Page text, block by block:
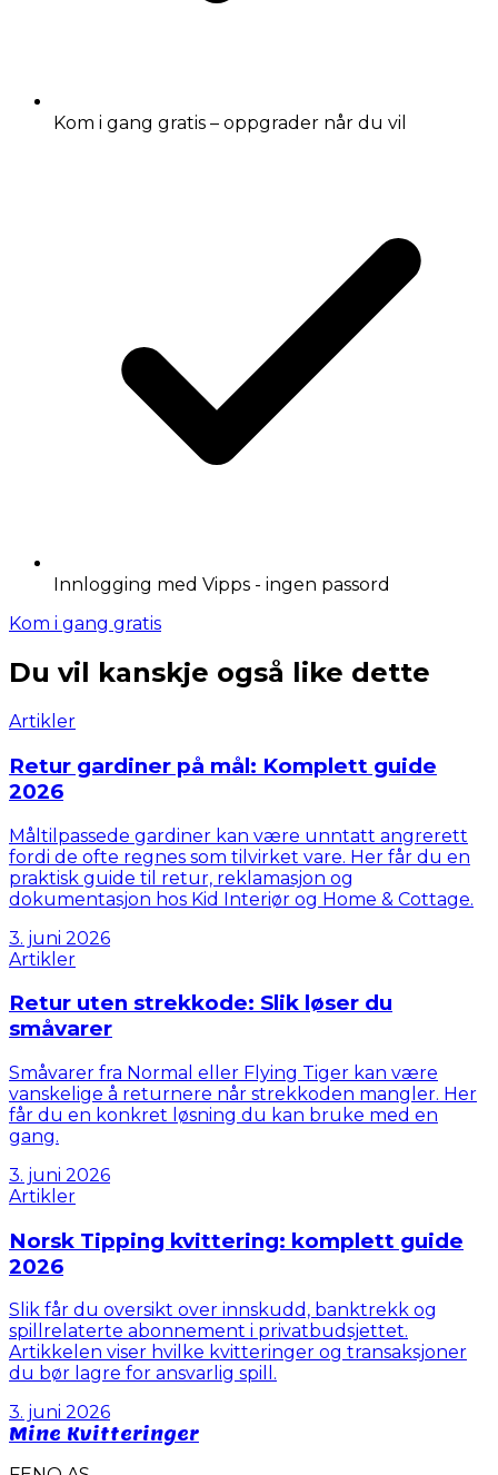
Kom i gang gratis – oppgrader når du vil
Innlogging med Vipps - ingen passord
Kom i gang gratis
Du vil kanskje også like dette
Artikler
Retur gardiner på mål: Komplett guide
2026
Måltilpassede gardiner kan være unntatt angrerett
fordi de ofte regnes som tilvirket vare. Her får du en
praktisk guide til retur, reklamasjon og
dokumentasjon hos Kid Interiør og Home & Cottage.
3. juni 2026
Artikler
Retur uten strekkode: Slik løser du
småvarer
Småvarer fra Normal eller Flying Tiger kan være
vanskelige å returnere når strekkoden mangler. Her
får du en konkret løsning du kan bruke med en
gang.
3. juni 2026
Artikler
Norsk Tipping kvittering: komplett guide
2026
Slik får du oversikt over innskudd, banktrekk og
spillrelaterte abonnement i privatbudsjettet.
Artikkelen viser hvilke kvitteringer og transaksjoner
du bør lagre for ansvarlig spill.
3. juni 2026
Mine Kvitteringer